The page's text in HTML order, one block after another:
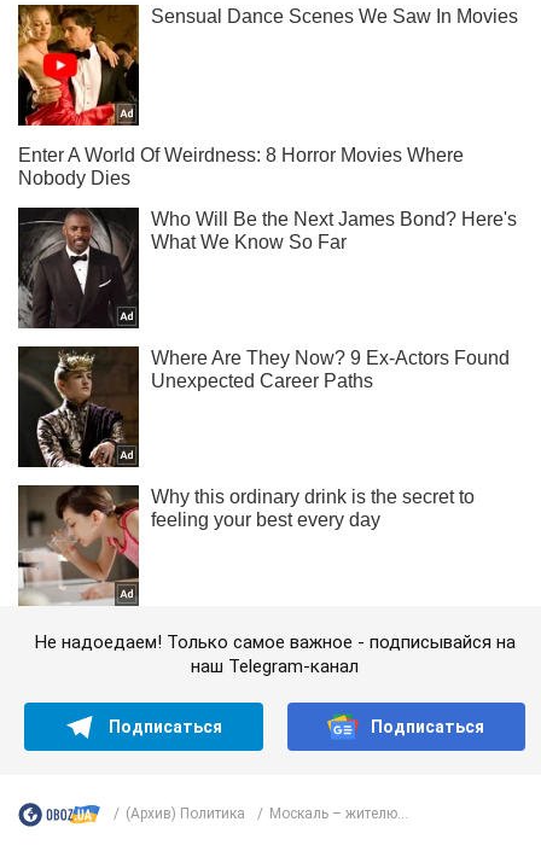
Не надоедаем! Только самое важное - подписывайся на
наш Telegram-канал
Подписаться Подписаться
(Архив) Политика Москаль – жителю...